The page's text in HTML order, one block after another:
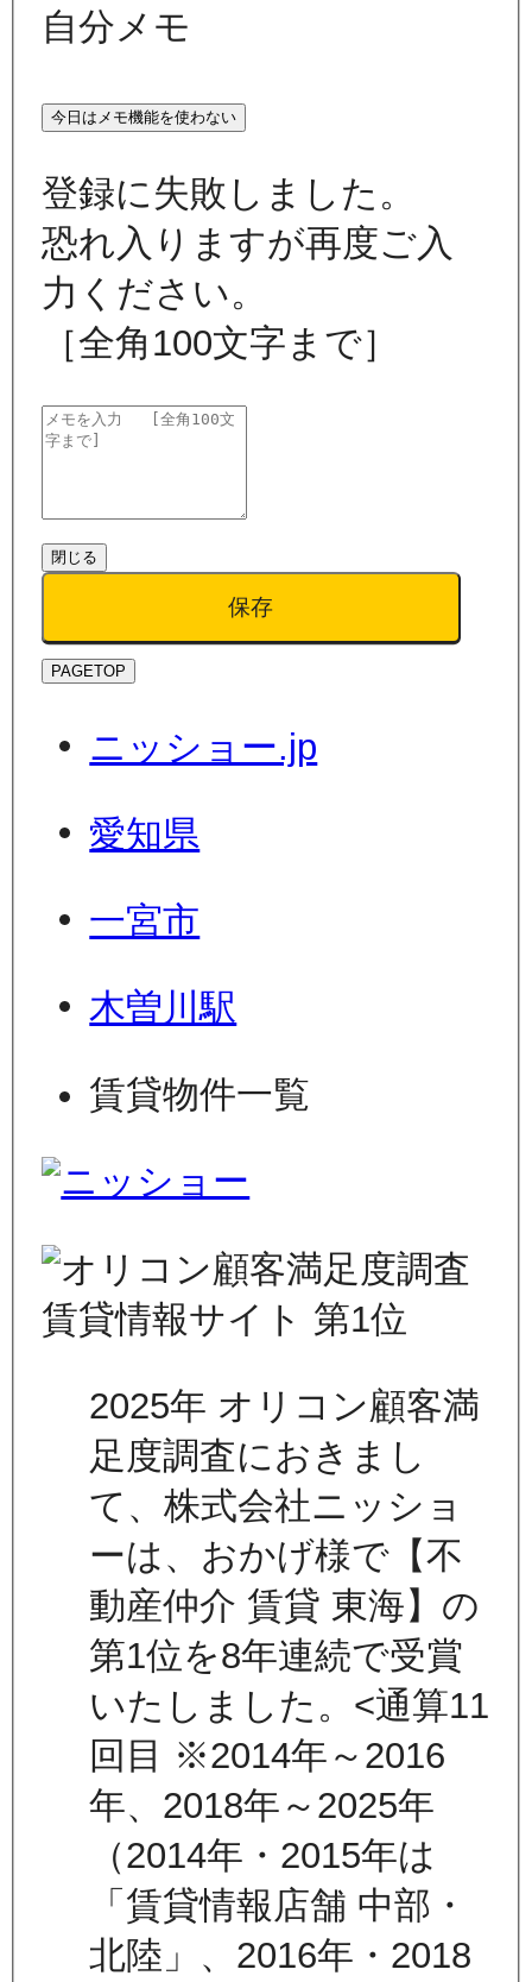
自分メモ
今日はメモ機能を使わない
登録に失敗しました。
恐れ入りますが再度ご入
力ください。
［全角100文字まで］
閉じる
保存
PAGETOP
ニッショー.jp
愛知県
一宮市
木曽川駅
賃貸物件一覧
2025年 オリコン顧客満
足度調査におきまし
て、株式会社ニッショ
ーは、おかげ様で【不
動産仲介 賃貸 東海】の
第1位を8年連続で受賞
いたしました。<通算11
回目 ※2014年～2016
年、2018年～2025年
（2014年・2015年は
「賃貸情報店舗 中部・
北陸」、2016年・2018